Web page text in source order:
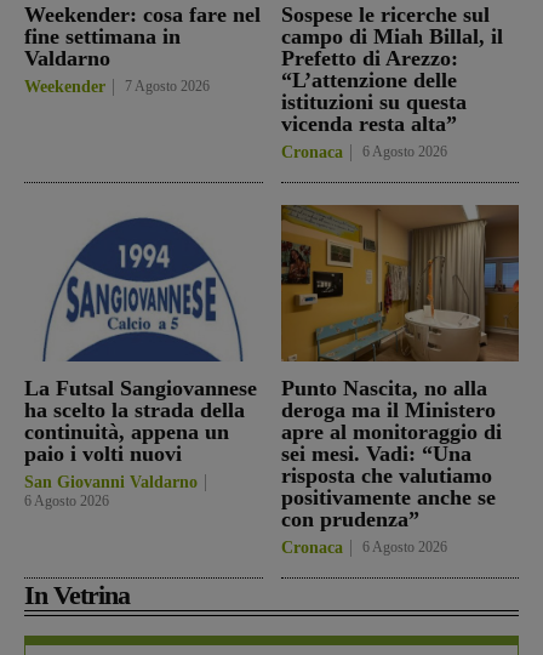
Weekender: cosa fare nel
fine settimana in
Valdarno
Weekender 7 Agosto 2026
Sospese le ricerche sul
campo di Miah Billal, il
Prefetto di Arezzo:
“L’attenzione delle
istituzioni su questa
vicenda resta alta”
Cronaca 6 Agosto 2026
La Futsal Sangiovannese
ha scelto la strada della
continuità, appena un
paio i volti nuovi
San Giovanni Valdarno
6 Agosto 2026
Punto Nascita, no alla
deroga ma il Ministero
apre al monitoraggio di
sei mesi. Vadi: “Una
risposta che valutiamo
positivamente anche se
con prudenza”
Cronaca 6 Agosto 2026
In Vetrina